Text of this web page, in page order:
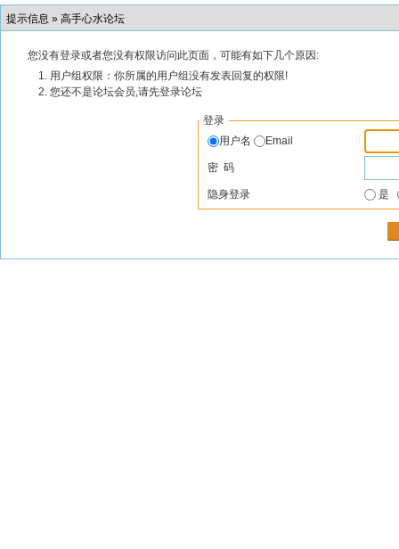
提示信息 » 高手心水论坛
您没有登录或者您没有权限访问此页面，可能有如下几个原因:
用户组权限：你所属的用户组没有发表回复的权限!
您还不是论坛会员,请先登录论坛
登录
用户名
Email
密 码
隐身登录 是